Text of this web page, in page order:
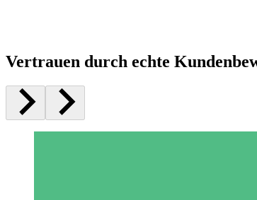
Vertrauen durch echte